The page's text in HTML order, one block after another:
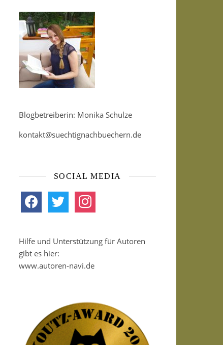
Blogbetreiberin: Monika Schulze
kontakt@suechtignachbuechern.de
SOCIAL MEDIA
facebook twitter instagram
Hilfe und Unterstützung für Autoren
gibt es hier:
www.autoren-navi.de